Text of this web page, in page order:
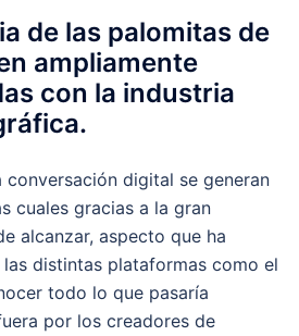
de las palomitas de
ampliamente
con la industria
digital se generan
cuales gracias a la gran
alcanzar, aspecto que ha
distintas plataformas como el
todo lo que pasaría
por los creadores de